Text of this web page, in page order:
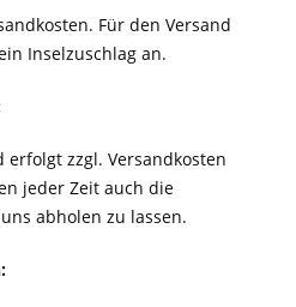
Für den Versand
Inselzuschlag an.
zzgl. Versandkosten
jeder Zeit auch die
abholen zu lassen.